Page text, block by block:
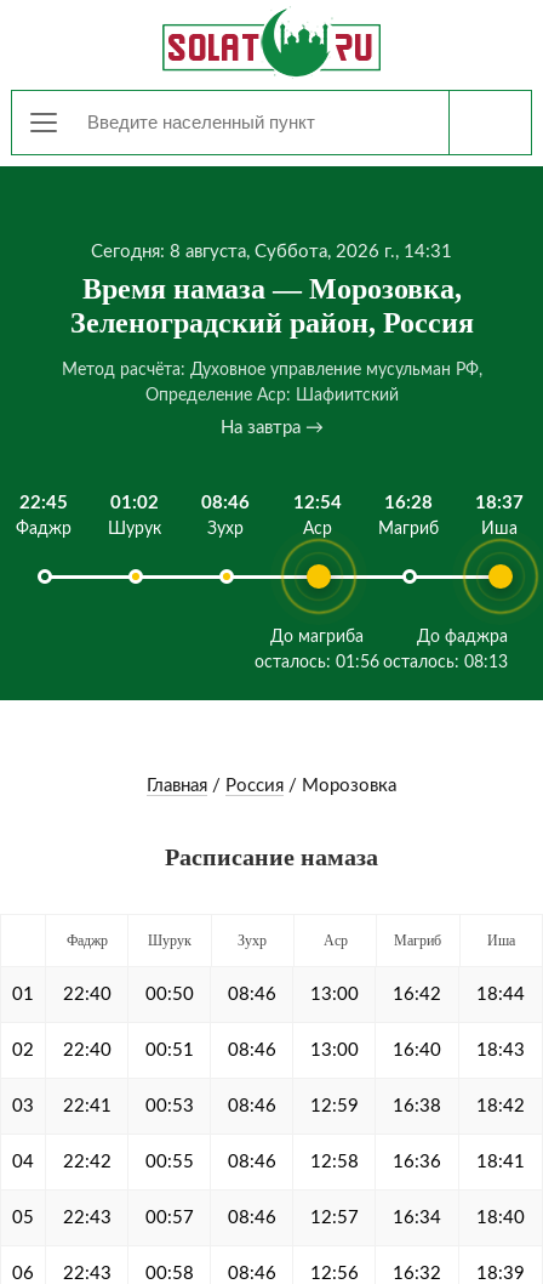
Сегодня: 8 августа, Суббота, 2026 г., 14:31
Время намаза — Морозовка,
Зеленоградский район, Россия
Метод расчёта: Духовное управление мусульман РФ,
Определение Аср: Шафиитский
На завтра →
22:45
Фаджр
01:02
Шурук
08:46
Зухр
12:54
Аср
До магриба
осталось: 01:56
16:28
Магриб
18:37
Иша
До фаджра
осталось: 08:13
Главная / Россия / Морозовка
Расписание намаза
Фаджр Шурук Зухр Аср Магриб Иша
01 22:40 00:50 08:46 13:00 16:42 18:44
02 22:40 00:51 08:46 13:00 16:40 18:43
03 22:41 00:53 08:46 12:59 16:38 18:42
04 22:42 00:55 08:46 12:58 16:36 18:41
05 22:43 00:57 08:46 12:57 16:34 18:40
06 22:43 00:58 08:46 12:56 16:32 18:39